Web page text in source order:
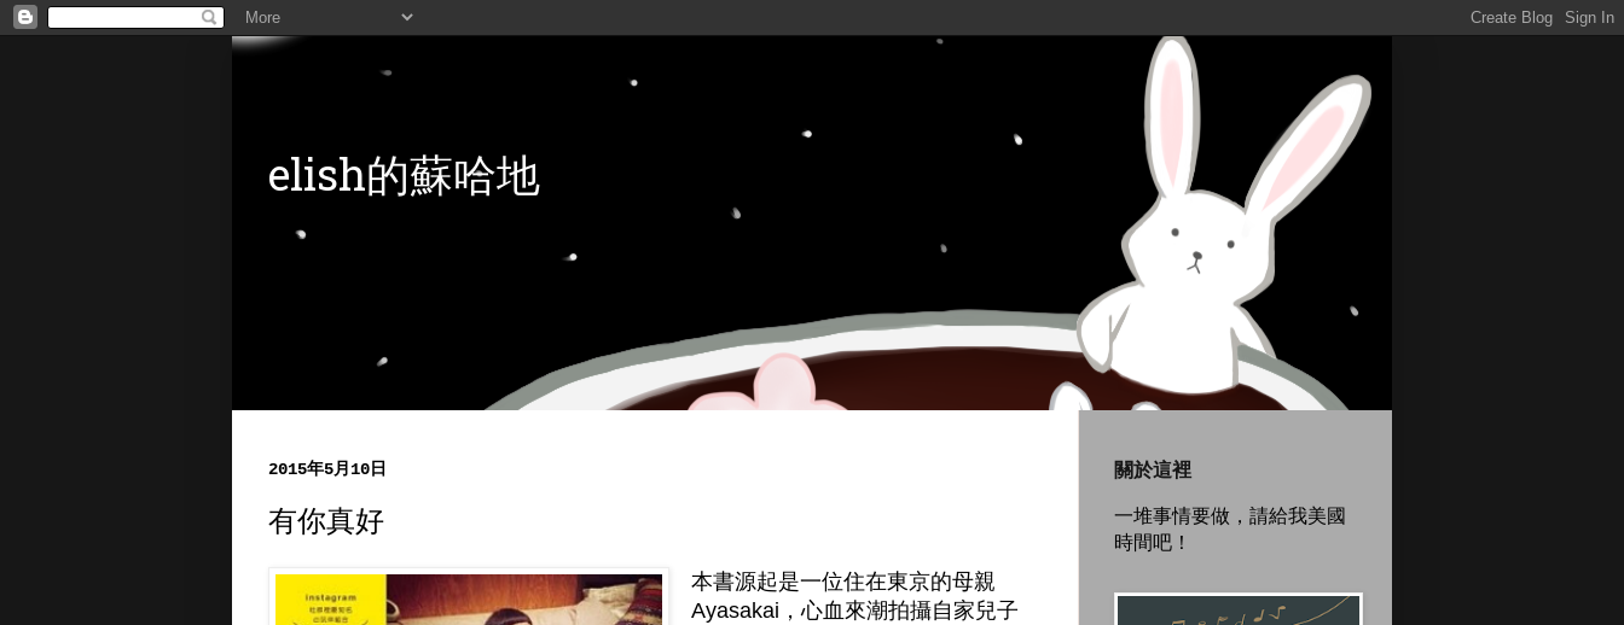
elish的蘇哈地
2015年5月10日
有你真好
本書源起是一位住在東京的母親
Ayasakai，心血來潮拍攝自家兒子
關於這裡
一堆事情要做，請給我美國
時間吧！